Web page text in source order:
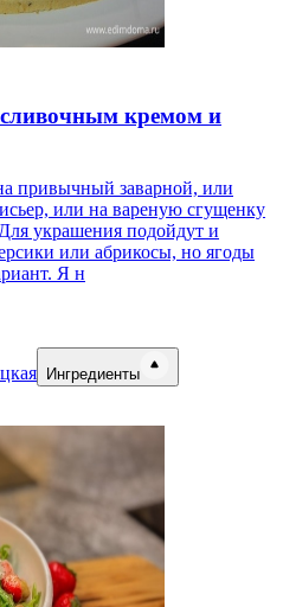
кремом и
привычный заварной, или
или на вареную сгущенку
украшения подойдут и
или абрикосы, но ягоды
Я н
Ингредиенты